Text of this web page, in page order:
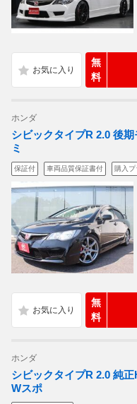
無
料
ホンダ
シビックタイプR 2.0 後
ミ
保証付 車両品質保証書付 購入プ
無
料
ホンダ
シビックタイプR 2.0 純
Wスポ